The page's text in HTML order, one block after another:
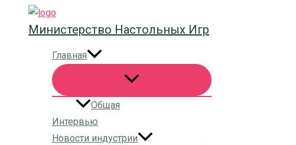
Перейти
Министерство Настольных Игр
Главная
Общая
Интервью
Новости индустрии